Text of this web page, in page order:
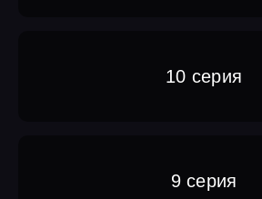
10 серия
9 серия